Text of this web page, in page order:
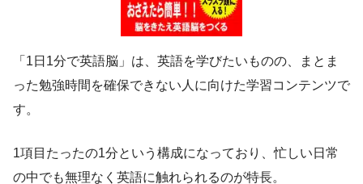
「1日1分で英語脳」は、英語を学びたいものの、まとま
った勉強時間を確保できない人に向けた学習コンテンツで
す。
1項目たったの1分という構成になっており、忙しい日常
の中でも無理なく英語に触れられるのが特長。